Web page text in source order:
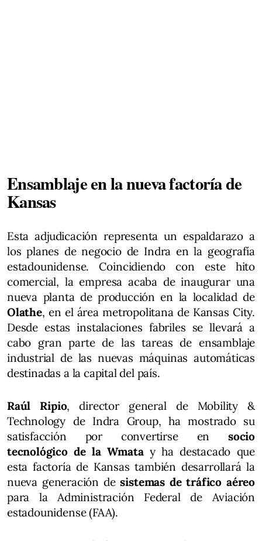
Ensamblaje en la nueva factoría de
Kansas
Esta adjudicación representa un espaldarazo a
los planes de negocio de Indra en la geografía
estadounidense. Coincidiendo con este hito
comercial, la empresa acaba de inaugurar una
nueva planta de producción en la localidad de
Olathe, en el área metropolitana de Kansas City.
Desde estas instalaciones fabriles se llevará a
cabo gran parte de las tareas de ensamblaje
industrial de las nuevas máquinas automáticas
destinadas a la capital del país.
Raúl Ripio, director general de Mobility &
Technology de Indra Group, ha mostrado su
satisfacción por convertirse en socio
tecnológico de la Wmatay ha destacado que
esta factoría de Kansas también desarrollará la
nueva generación desistemas de tráfico aéreo
para la Administración Federal de Aviación
estadounidense (FAA).